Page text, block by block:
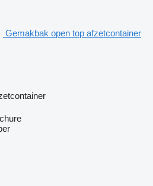
Gemakbak open top afzetcontainer